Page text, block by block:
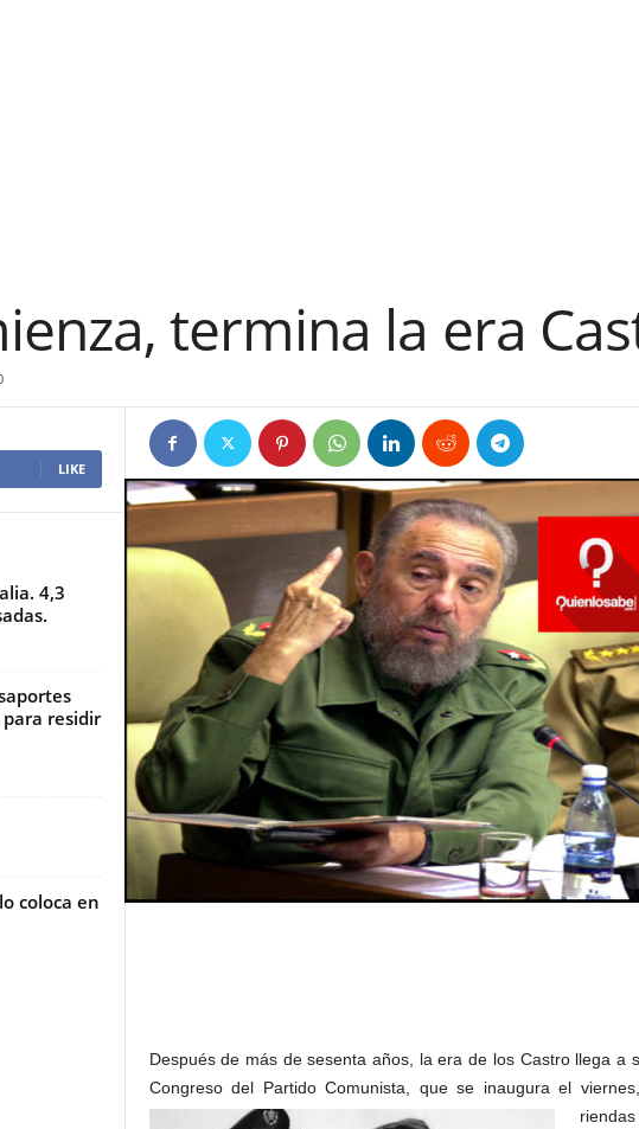
termina la era
Después de más de sesenta años, la era de los Castro llega a
Congreso del Partido Comunista, que se inaugura el viernes,
LIKE
4,3
residir
coloca en